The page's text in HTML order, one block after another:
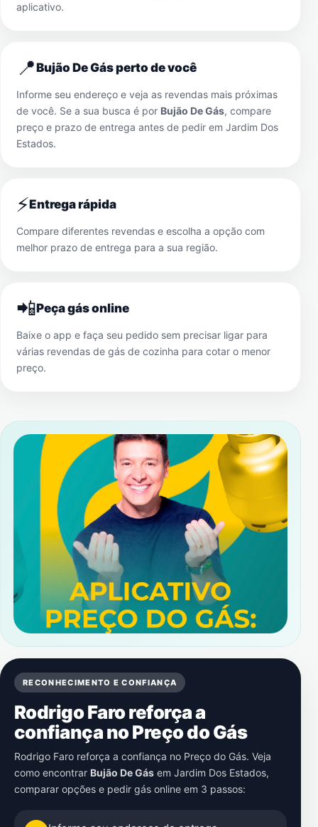
aplicativo.
📍Bujão De Gás perto de você
Informe seu endereço e veja as revendas mais próximas
de você. Se a sua busca é por Bujão De Gás, compare
preço e prazo de entrega antes de pedir em Jardim Dos
Estados.
⚡Entrega rápida
Compare diferentes revendas e escolha a opção com
melhor prazo de entrega para a sua região.
📲Peça gás online
Baixe o app e faça seu pedido sem precisar ligar para
várias revendas de gás de cozinha para cotar o menor
preço.
RECONHECIMENTO E CONFIANÇA
Rodrigo Faro reforça a
confiança no Preço do Gás
Rodrigo Faro reforça a confiança no Preço do Gás. Veja
como encontrar Bujão De Gás em Jardim Dos Estados,
comparar opções e pedir gás online em 3 passos: